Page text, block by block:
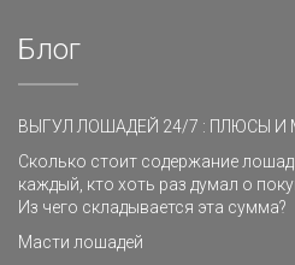
Блог
ВЫГУЛ ЛОШАДЕЙ 24/7 : ПЛЮСЫ И
Сколько стоит содержание
каждый, кто хоть раз думал о
Из чего складывается эта сумма?
Масти лошадей